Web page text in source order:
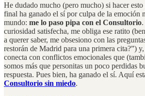
He dudado mucho (pero mucho) si hacer
final ha ganado el sí por culpa de la emoción
mundo: me lo paso pipa con el Consultorio
curiosidad satisfecha, me obliga ese ratito
a querer saber, me obsesiono con las
restorán de Madrid para una primera cita?”)
conecta con conflictos emocionales que
somos más que personitas un poco perdidas
respuesta. Pues bien, ha ganado el sí. Aquí
Consultorio sin miedo.